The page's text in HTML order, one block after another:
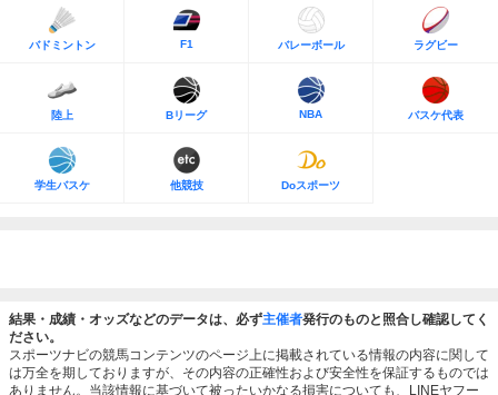
バドミントン F1 バレーボール ラグビー
陸上 Bリーグ NBA バスケ代表
学生バスケ 他競技 Doスポーツ
結果・成績・オッズなどのデータは、必ず主催者発行のものと照合し確認してく
ださい。
スポーツナビの競馬コンテンツのページ上に掲載されている情報の内容に関して
は万全を期しておりますが、その内容の正確性および安全性を保証するものでは
ありません。当該情報に基づいて被ったいかなる損害についても、LINEヤフー